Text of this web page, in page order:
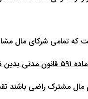
که تمامی شرکای مال
است:
مال مشترک راضی باشند